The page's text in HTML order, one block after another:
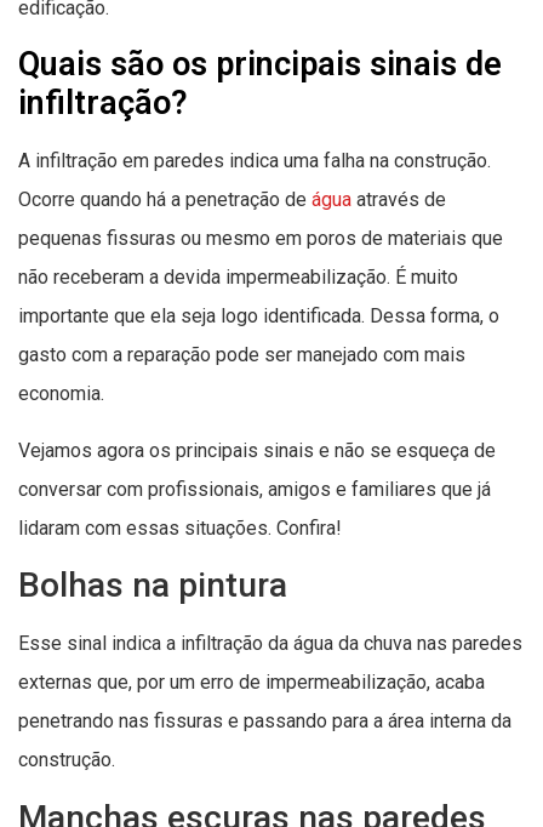
edificação.
Quais são os principais sinais de
infiltração?
A infiltração em paredes indica uma falha na construção.
Ocorre quando há a penetração de água através de
pequenas fissuras ou mesmo em poros de materiais que
não receberam a devida impermeabilização. É muito
importante que ela seja logo identificada. Dessa forma, o
gasto com a reparação pode ser manejado com mais
economia.
Vejamos agora os principais sinais e não se esqueça de
conversar com profissionais, amigos e familiares que já
lidaram com essas situações. Confira!
Bolhas na pintura
Esse sinal indica a infiltração da água da chuva nas paredes
externas que, por um erro de impermeabilização, acaba
penetrando nas fissuras e passando para a área interna da
construção.
Manchas escuras nas paredes